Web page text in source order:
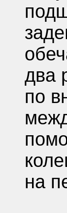
два
по
на